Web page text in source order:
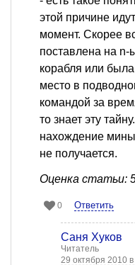
этой причине
момент. Скорее
поставлена на
корабля или
место в
командой за
то знает эту
нахождение
не получается.
Оценка статьи:
0 Ответить
Саня Хуков
Читатель
29 октября 2010